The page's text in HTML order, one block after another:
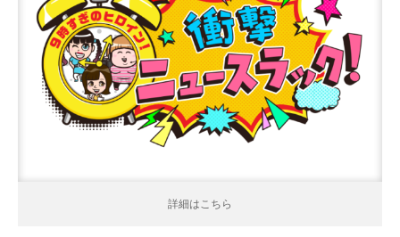
詳細はこちら
詳細はこちら